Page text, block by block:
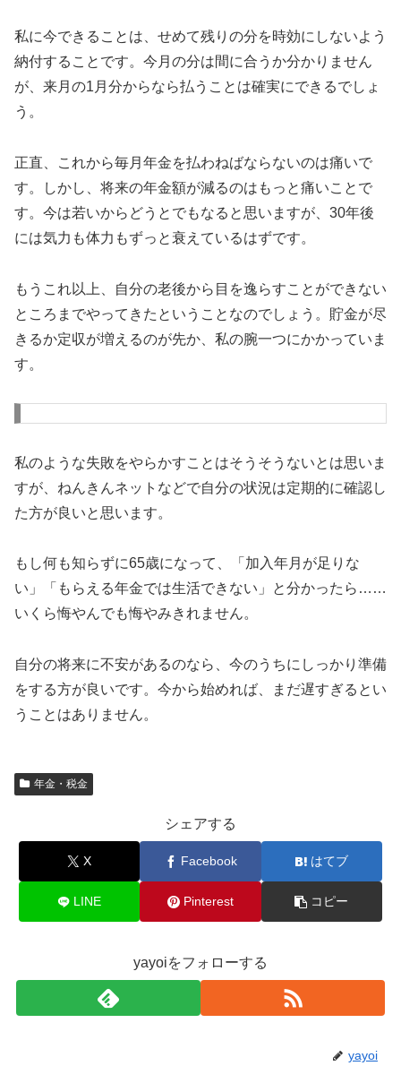
私に今できることは、せめて残りの分を時効にしないよう
納付することです。今月の分は間に合うか分かりません
が、来月の1月分からなら払うことは確実にできるでしょ
う。
正直、これから毎月年金を払わねばならないのは痛いで
す。しかし、将来の年金額が減るのはもっと痛いことで
す。今は若いからどうとでもなると思いますが、30年後
には気力も体力もずっと衰えているはずです。
もうこれ以上、自分の老後から目を逸らすことができない
ところまでやってきたということなのでしょう。貯金が尽
きるか定収が増えるのが先か、私の腕一つにかかっていま
す。
私のような失敗をやらかすことはそうそうないとは思いま
すが、ねんきんネットなどで自分の状況は定期的に確認し
た方が良いと思います。
もし何も知らずに65歳になって、「加入年月が足りな
い」「もらえる年金では生活できない」と分かったら……
いくら悔やんでも悔やみきれません。
自分の将来に不安があるのなら、今のうちにしっかり準備
をする方が良いです。今から始めれば、まだ遅すぎるとい
うことはありません。
年金・税金
シェアする
X Facebook はてブ
LINE Pinterest コピー
yayoiをフォローする
yayoi